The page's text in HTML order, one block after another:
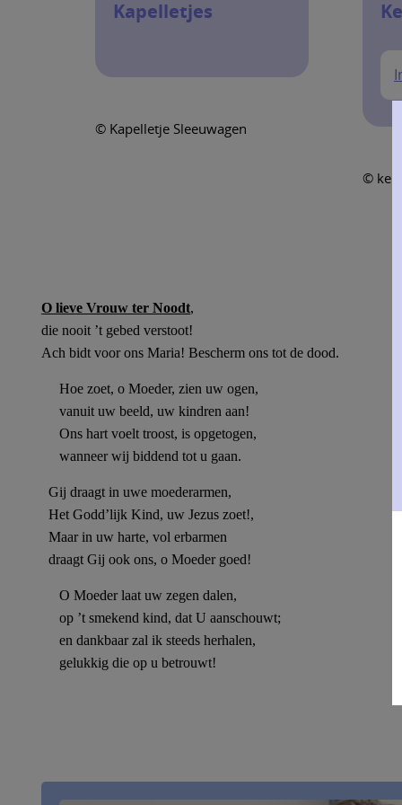
Kapelletjes
© Kapelletje Sleeuwagen
©
O lieve Vrouw ter Noodt,
die nooit ’t gebed verstoot!
Ach bidt voor ons Maria! Bescherm ons tot de dood.
Hoe zoet, o Moeder, zien uw ogen,
vanuit uw beeld, uw kindren aan!
Ons hart voelt troost, is opgetogen,
wanneer wij biddend tot u gaan.
Gij draagt in uwe moederarmen,
Het Godd’lijk Kind, uw Jezus zoet!,
Maar in uw harte, vol erbarmen
draagt Gij ook ons, o Moeder goed!
O Moeder laat uw zegen dalen,
op ’t smekend kind, dat U aanschouwt;
en dankbaar zal ik steeds herhalen,
gelukkig die op u betrouwt!